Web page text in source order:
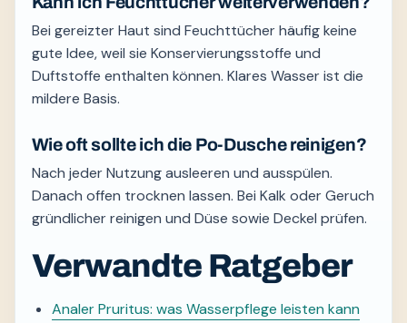
Bei gereizter Haut sind Feuchttücher häufig keine
gute Idee, weil sie Konservierungsstoffe und
Duftstoffe enthalten können. Klares Wasser ist die
mildere Basis.
Wie oft sollte ich die Po-Dusche reinigen?
Nach jeder Nutzung ausleeren und ausspülen.
Danach offen trocknen lassen. Bei Kalk oder Geruch
gründlicher reinigen und Düse sowie Deckel prüfen.
Verwandte Ratgeber
Analer Pruritus: was Wasserpflege leisten kann